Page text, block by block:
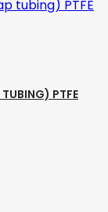
PTFE